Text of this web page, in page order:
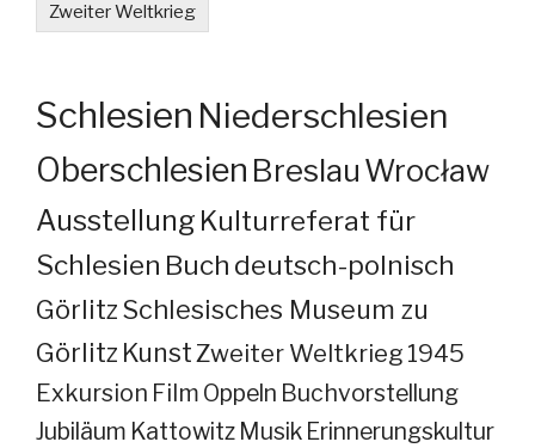
Zweiter Weltkrieg
Schlesien Niederschlesien
Oberschlesien Breslau Wrocław
Ausstellung Kulturreferat für
Schlesien Buch deutsch-polnisch
GörlitzSchlesisches Museum zu
Görlitz KunstZweiter Weltkrieg 1945
Exkursion Film Oppeln Buchvorstellung
Jubiläum Kattowitz Musik Erinnerungskultur